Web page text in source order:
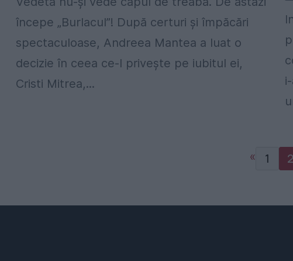
începe „Burlacul”! După certuri și împăcări
spectaculoase, Andreea Mantea a luat o
decizie în ceea ce-l privește pe iubitul ei,
Cristi Mitrea,...
« 1 2